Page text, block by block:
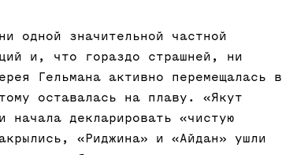
одной значительной частной
и, что гораздо страшней, ни
Гельмана активно перемещалась в
оставалась на плаву. «Якут
начала декларировать «чистую
«Риджина» и «Айдан» ушли